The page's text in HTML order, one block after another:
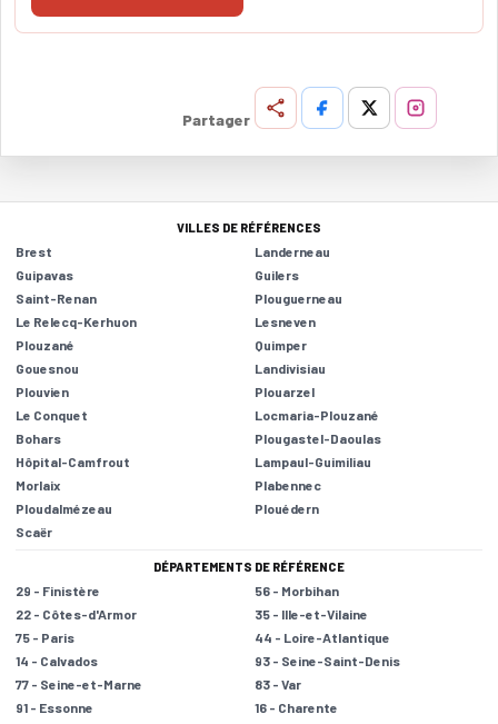
Partager
VILLES DE RÉFÉRENCES
Brest
Landerneau
Guipavas
Guilers
Saint-Renan
Plouguerneau
Le Relecq-Kerhuon
Lesneven
Plouzané
Quimper
Gouesnou
Landivisiau
Plouvien
Plouarzel
Le Conquet
Locmaria-Plouzané
Bohars
Plougastel-Daoulas
Hôpital-Camfrout
Lampaul-Guimiliau
Morlaix
Plabennec
Ploudalmézeau
Plouédern
Scaër
DÉPARTEMENTS DE RÉFÉRENCE
29 - Finistère
56 - Morbihan
22 - Côtes-d'Armor
35 - Ille-et-Vilaine
75 - Paris
44 - Loire-Atlantique
14 - Calvados
93 - Seine-Saint-Denis
77 - Seine-et-Marne
83 - Var
91 - Essonne
16 - Charente